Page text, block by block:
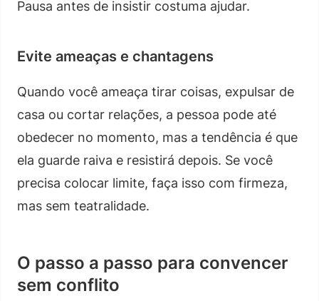
Pausa antes de insistir costuma ajudar.
Evite ameaças e chantagens
Quando você ameaça tirar coisas, expulsar de
casa ou cortar relações, a pessoa pode até
obedecer no momento, mas a tendência é que
ela guarde raiva e resistirá depois. Se você
precisa colocar limite, faça isso com firmeza,
mas sem teatralidade.
O passo a passo para convencer
sem conflito